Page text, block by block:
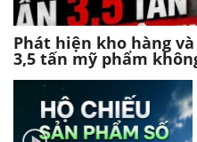
Phát hiện kho hàng
3,5 tấn mỹ phẩm